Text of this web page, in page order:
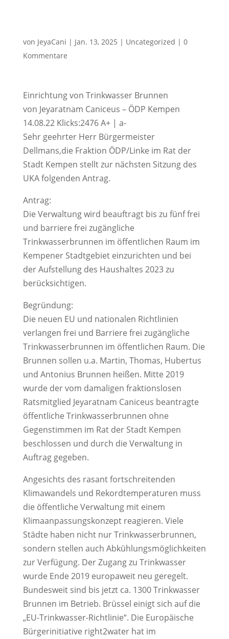
von JeyaCani | Jan. 13, 2025 | Uncategorized | 0
Kommentare
Einrichtung von Trinkwasser Brunnen
von Jeyaratnam Caniceus – ÖDP Kempen
14.08.22 Klicks:2476 A+ | a-
Sehr geehrter Herr Bürgermeister
Dellmans,die Fraktion ÖDP/Linke im Rat der
Stadt Kempen stellt zur nächsten Sitzung des
UKA folgenden Antrag.
Antrag:
Die Verwaltung wird beauftragt bis zu fünf frei
und barriere frei zugängliche
Trinkwasserbrunnen im öffentlichen Raum im
Kempener Stadtgebiet einzurichten und bei
der Aufstellung des Haushaltes 2023 zu
berücksichtigen.
Begründung:
Die neuen EU und nationalen Richtlinien
verlangen frei und Barriere frei zugängliche
Trinkwasserbrunnen im öffentlichen Raum. Die
Brunnen sollen u.a. Martin, Thomas, Hubertus
und Antonius Brunnen heißen. Mitte 2019
wurde der vom damaligen fraktionslosen
Ratsmitglied Jeyaratnam Caniceus beantragte
öffentliche Trinkwasserbrunnen ohne
Gegenstimmen im Rat der Stadt Kempen
beschlossen und durch die Verwaltung in
Auftrag gegeben.
Angesichts des rasant fortschreitenden
Klimawandels und Rekordtemperaturen muss
die öffentliche Verwaltung mit einem
Klimaanpassungskonzept reagieren. Viele
Städte haben nicht nur Trinkwasserbrunnen,
sondern stellen auch Abkühlungsmöglichkeiten
zur Verfügung. Der Zugang zu Trinkwasser
wurde Ende 2019 europaweit neu geregelt.
Bundesweit sind bis jetzt ca. 1300 Trinkwasser
Brunnen im Betrieb. Brüssel einigt sich auf die
„EU-Trinkwasser-Richtlinie“. Die Europäische
Bürgerinitiative right2water hat im